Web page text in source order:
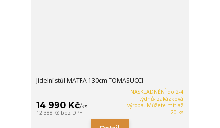
Jídelní stůl MATRA 130cm TOMASUCCI
14 990 Kč/ks
12 388 Kč bez DPH
NASKLADNĚNÍ do 2-4
týdnů- zakázková
výroba. Můžete mít až
20 ks